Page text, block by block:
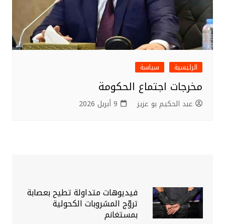
الرئيسية سياسة
مخرجات اجتماع الحكومة
عبد الحكيم بو عزيز 9 أبريل 2026
فيديوهات متداولة تطيح بعصابة
تروّج المشروبات الكحولية
بمستغانم